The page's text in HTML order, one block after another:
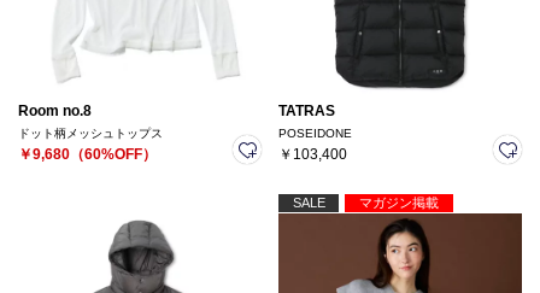
Room no.8
ドット柄メッシュトップス
￥9,680（60%OFF）
TATRAS
POSEIDONE
￥103,400
SALE マガジン掲載